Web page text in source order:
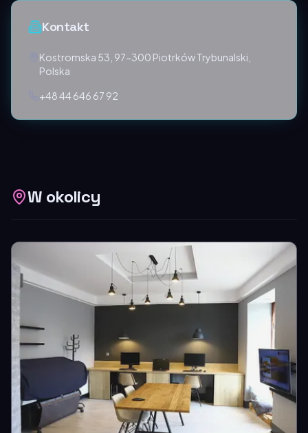
Kontakt
Kostromska 53, 97-300 Piotrków Trybunalski,
Polska
+48 44 646 67 92
W okolicy